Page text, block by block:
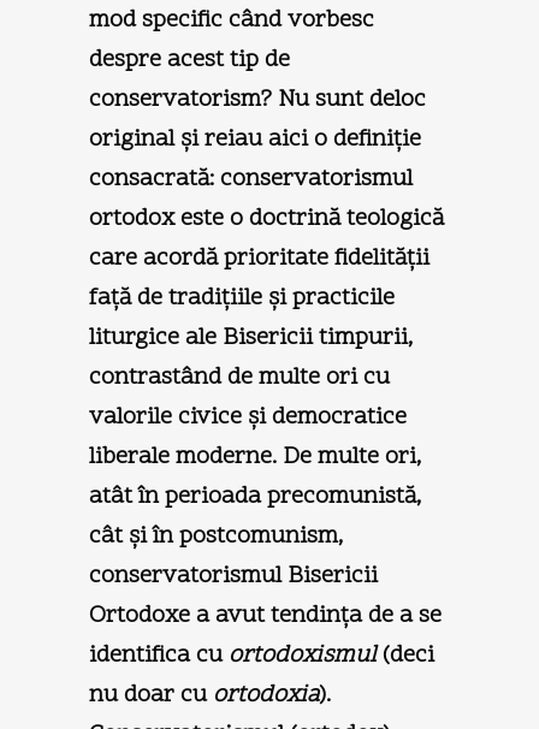
mod specific când vorbesc
despre acest tip de
conservatorism? Nu sunt deloc
original şi reiau aici o definiţie
consacrată: conservatorismul
ortodox este o doctrină teologică
care acordă prioritate fidelităţii
faţă de tradiţiile şi practicile
liturgice ale Bisericii timpurii,
contrastând de multe ori cu
valorile civice şi democratice
liberale moderne. De multe ori,
atât în perioada precomunistă,
cât şi în postcomunism,
conservatorismul Bisericii
Ortodoxe a avut tendinţa de a se
identifica cu ortodoxismul(deci
nu doar cu ortodoxia).